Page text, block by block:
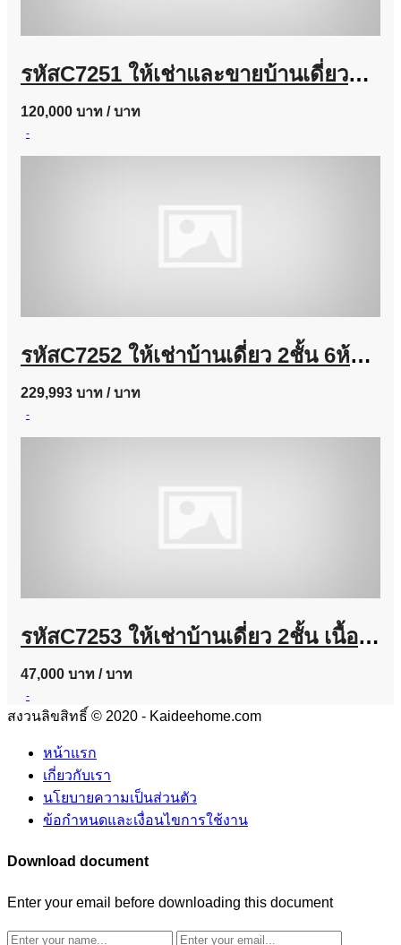
รหัสC7251 ให้เช่าและขายบ้านเดี่ยวหมู่บ้านแกรนดิโอ ลาดพร้าว-เกษตรนวมินทร์ บ้านตกแต่งสวยพร้อมอยู่
120,000 บาท / บาท
-
รหัสC7252 ให้เช่าบ้านเดี่ยว 2ชั้น 6ห้องนอน ถนนลาดพร้าวซอย 35 บ้านตกแต่งสวยพร้อมอยู่
229,993 บาท / บาท
-
รหัสC7253 ให้เช่าบ้านเดี่ยว 2ชั้น เนื้อที่ประมาณ 100 ตารางวา ย่านถนนนวมินทร์ บ้านตกแต่งพร้อมอยู่
47,000 บาท / บาท
-
สงวนลิขสิทธิ์ © 2020 - Kaideehome.com
หน้าแรก
เกี่ยวกับเรา
นโยบายความเป็นส่วนตัว
ข้อกำหนดและเงื่อนไขการใช้งาน
Download document
Enter your email before downloading this document